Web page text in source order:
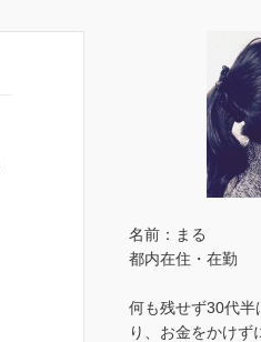
名前：まる
都内在住・在勤
何も残せず30代半
り、お金をかけず